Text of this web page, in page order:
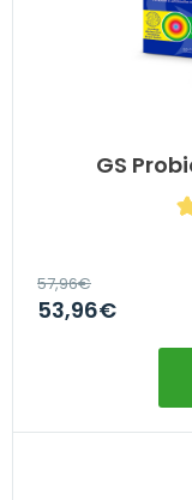
GS
57,96€
53,96€